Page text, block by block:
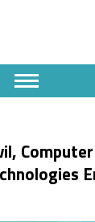
Apri il menu secondario